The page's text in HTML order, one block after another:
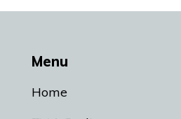
Menu
Home